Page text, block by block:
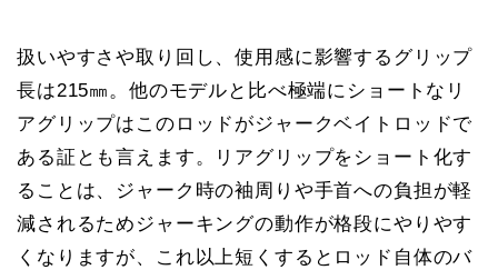
扱いやすさや取り回し、使用感に影響するグリップ
長は215㎜。他のモデルと比べ極端にショートなリ
アグリップはこのロッドがジャークベイトロッドで
ある証とも言えます。リアグリップをショート化す
ることは、ジャーク時の袖周りや手首への負担が軽
減されるためジャーキングの動作が格段にやりやす
くなりますが、これ以上短くするとロッド自体のバ